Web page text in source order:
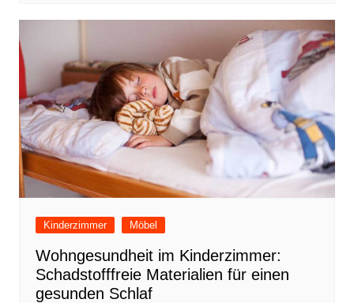
Kinderzimmer Möbel
Wohngesundheit im Kinderzimmer:
Schadstofffreie Materialien für einen
gesunden Schlaf